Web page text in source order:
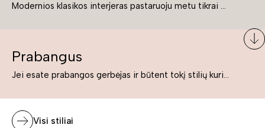
Modernios klasikos interjeras pastaruoju metu tikrai yra „ant bangos“. Tie, kurie nenori pernelyg nutolti nuo klasikos, bet drauge žavisi šiuolaikiškais sprendimais, su malonumu savo namuose kuria klasikos ir modernaus interjero tandemą – elegantišką, subtilų ir žavingą.
Prabangus
Jei esate prabangos gerbėjas ir būtent tokį stilių kuriate savo namuose ar biure, tuomet solidūs, prabangūs baldai nepriekaištingai įsilies į Jūsų kuriamą interjerą.
Visi stiliai